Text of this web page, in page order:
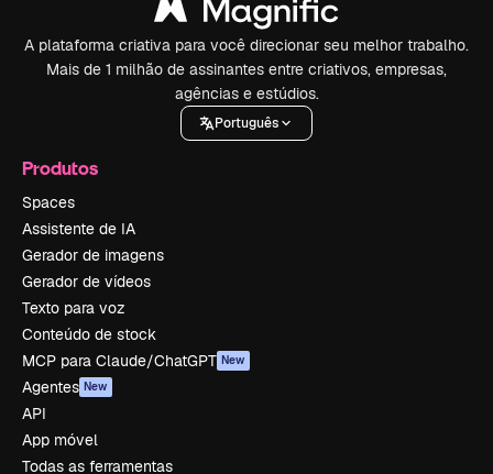
A plataforma criativa para você direcionar seu melhor trabalho.
Mais de 1 milhão de assinantes entre criativos, empresas,
agências e estúdios.
Português
Produtos
Spaces
Assistente de IA
Gerador de imagens
Gerador de vídeos
Texto para voz
Conteúdo de stock
MCP para Claude/ChatGPT New
Agentes New
API
App móvel
Todas as ferramentas